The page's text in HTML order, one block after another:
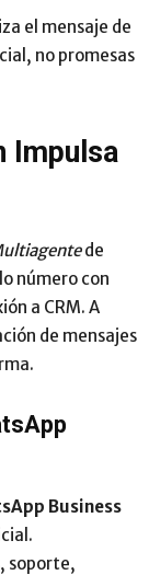
el mensaje de
no promesas
Impulsa
de
número con
a CRM. A
de mensajes
Business
soporte,